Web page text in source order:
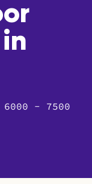
6000 - 7500